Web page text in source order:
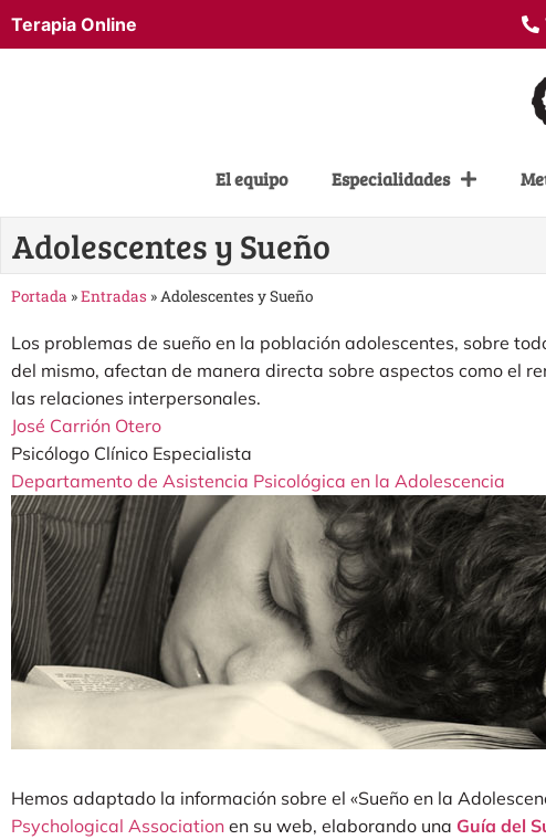
Terapia Online
El equipo Especialidades
Adolescentes y Sueño
Portada »Entradas »Adolescentes y Sueño
Los problemas de sueño en la población adolescentes, sobre
del mismo, afectan de manera directa sobre aspectos como el
las relaciones interpersonales.
José Carrión Otero
Psicólogo Clínico Especialista
Departamento de Asistencia Psicológica en la Adolescencia
Hemos adaptado la información sobre el «Sueño en la
Psychological Association en su web, elaborando una Guía del